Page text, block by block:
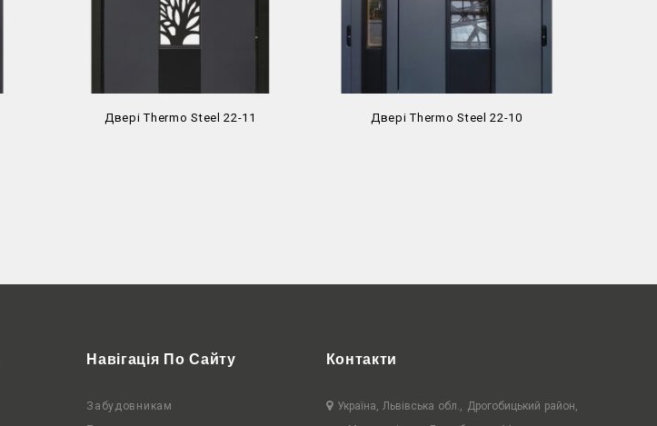
Двері Thermo Steel 22-11 Двері Thermo Steel 22-10
Навігація По Сайту
Забудовникам
Контакти
Україна, Львівська обл., Дрогобицький район,